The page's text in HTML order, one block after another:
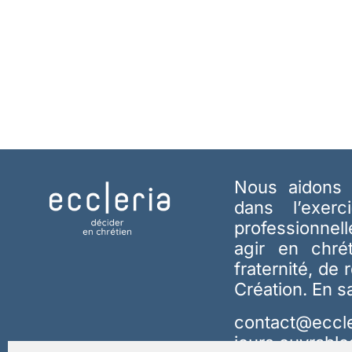
Nous
dans
agir en
fraternité, de
Création. En
jours